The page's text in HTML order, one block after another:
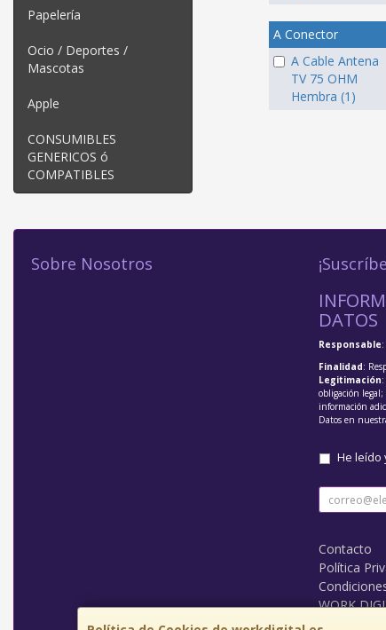
Papelería
Ocio / Deportes /
Mascotas
Apple
CONSUMIBLES
GENERICOS ó
COMPATIBLES
A Conector
A Cable Antena
TV 75 OHM
Hembra (1)
Sobre Nosotros
DATOS
Responsable
Finalidad:
Legitimación
obligación legal;
información
Datos en
He leído
Contacto
Política
WORK